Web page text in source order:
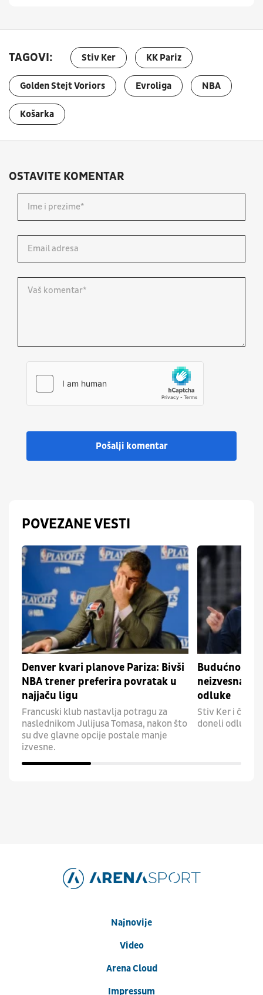
TAGOVI: Stiv Ker KK Pariz
Golden Stejt Voriors Evroliga NBA
Košarka
OSTAVITE KOMENTAR
Pošalji komentar
POVEZANE VESTI
Denver kvari planove Pariza: Bivši
NBA trener preferira povratak u
najjaču ligu
Francuski klub nastavlja potragu za
naslednikom Julijusa Tomasa, nakon što
su dve glavne opcije postale manje
izvesne.
Budućnost
neizvesna:
odluke
Stiv Ker i
doneli odluku
Najnovije
Video
Arena Cloud
Impressum